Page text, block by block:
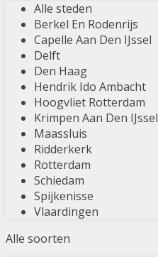
Alle steden
Berkel En Rodenrijs
Capelle Aan Den IJssel
Delft
Den Haag
Hendrik Ido Ambacht
Hoogvliet Rotterdam
Krimpen Aan Den IJssel
Maassluis
Ridderkerk
Rotterdam
Schiedam
Spijkenisse
Vlaardingen
Alle soorten